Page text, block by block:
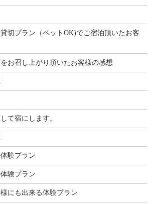
切プラン（ペットOK)でご宿泊頂いたお客
お召し上がり頂いたお客様の感想
て宿にします。
験プラン
験プラン
にも出来る体験プラン